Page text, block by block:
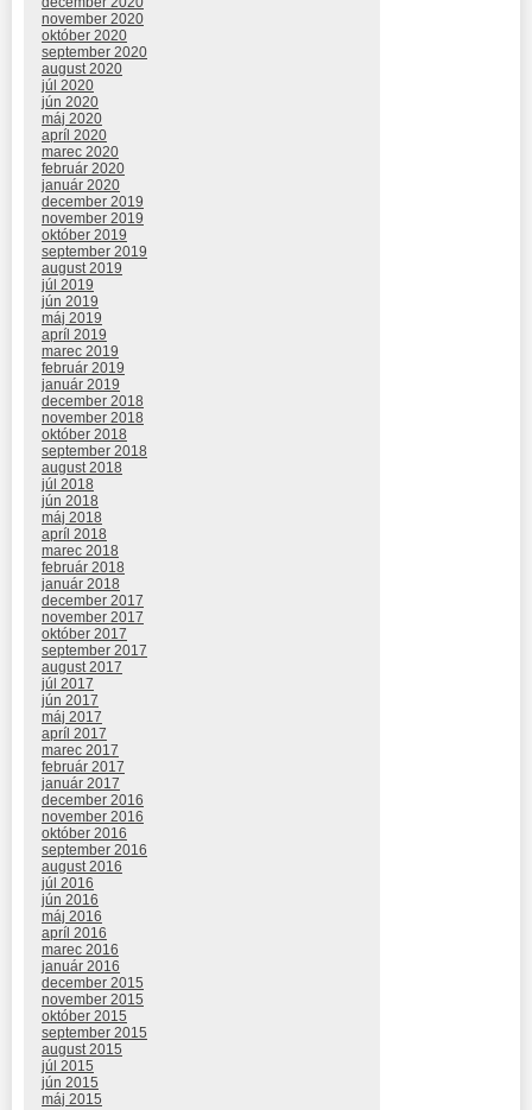
november 2020
október 2020
september 2020
august 2020
júl 2020
jún 2020
máj 2020
apríl 2020
marec 2020
február 2020
január 2020
december 2019
november 2019
október 2019
september 2019
august 2019
júl 2019
jún 2019
máj 2019
apríl 2019
marec 2019
február 2019
január 2019
december 2018
november 2018
október 2018
september 2018
august 2018
júl 2018
jún 2018
máj 2018
apríl 2018
marec 2018
február 2018
január 2018
december 2017
november 2017
október 2017
september 2017
august 2017
júl 2017
jún 2017
máj 2017
apríl 2017
marec 2017
február 2017
január 2017
december 2016
november 2016
október 2016
september 2016
august 2016
júl 2016
jún 2016
máj 2016
apríl 2016
marec 2016
január 2016
december 2015
november 2015
október 2015
september 2015
august 2015
júl 2015
jún 2015
máj 2015